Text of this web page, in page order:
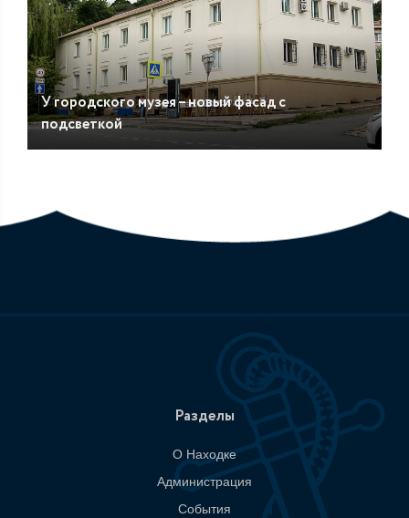
У городского музея – новый фасад с
подсветкой
Разделы
О Находке
Администрация
События